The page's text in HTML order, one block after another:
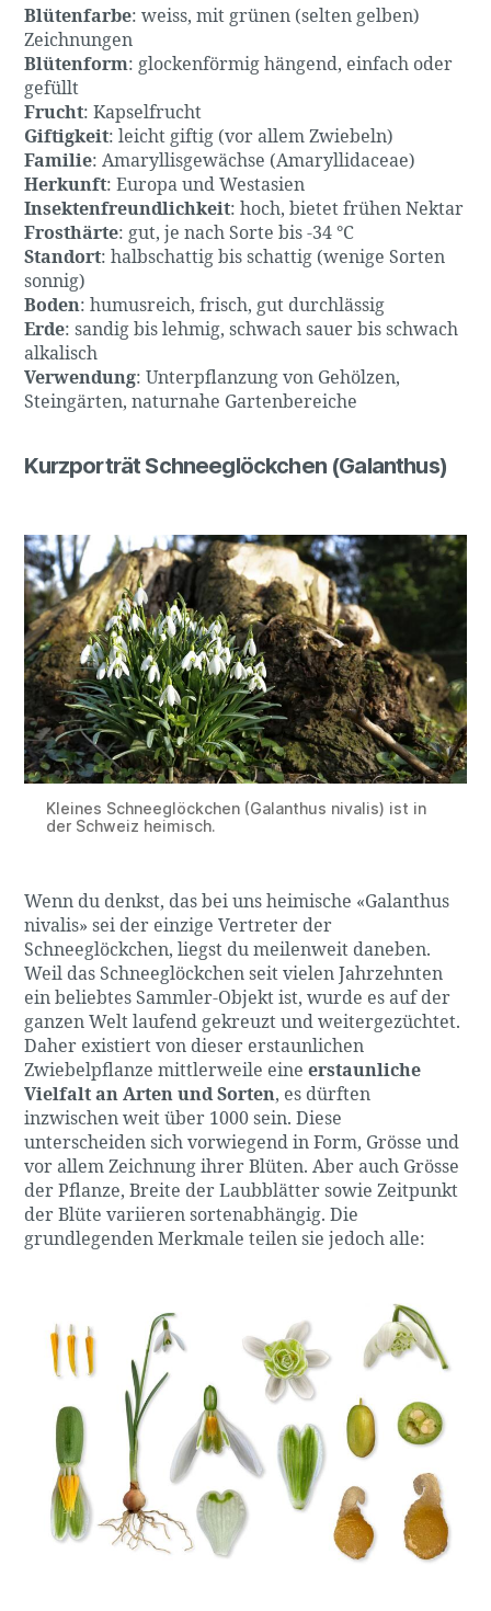
Blütenfarbe: weiss, mit grünen (selten gelben)
Zeichnungen
Blütenform: glockenförmig hängend, einfach oder
gefüllt
Frucht: Kapselfrucht
Giftigkeit: leicht giftig (vor allem Zwiebeln)
Familie: Amaryllisgewächse (Amaryllidaceae)
Herkunft: Europa und Westasien
Insektenfreundlichkeit: hoch, bietet frühen Nektar
Frosthärte: gut, je nach Sorte bis -34 °C
Standort: halbschattig bis schattig (wenige Sorten
sonnig)
Boden: humusreich, frisch, gut durchlässig
Erde: sandig bis lehmig, schwach sauer bis schwach
alkalisch
Verwendung: Unterpflanzung von Gehölzen,
Steingärten, naturnahe Gartenbereiche
Kurzporträt Schneeglöckchen (Galanthus)
Kleines Schneeglöckchen (Galanthus nivalis) ist in
der Schweiz heimisch.
Wenn du denkst, das bei uns heimische «Galanthus
nivalis» sei der einzige Vertreter der
Schneeglöckchen, liegst du meilenweit daneben.
Weil das Schneeglöckchen seit vielen Jahrzehnten
ein beliebtes Sammler-Objekt ist, wurde es auf der
ganzen Welt laufend gekreuzt und weitergezüchtet.
Daher existiert von dieser erstaunlichen
Zwiebelpflanze mittlerweile eineerstaunliche
Vielfalt an Arten und Sorten, es dürften
inzwischen weit über 1000 sein. Diese
unterscheiden sich vorwiegend in Form, Grösse und
vor allem Zeichnung ihrer Blüten. Aber auch Grösse
der Pflanze, Breite der Laubblätter sowie Zeitpunkt
der Blüte variieren sortenabhängig. Die
grundlegenden Merkmale teilen sie jedoch alle: